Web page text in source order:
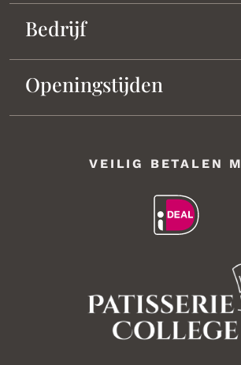
Bedrijf
Openingstijden
VEILIG BETALEN